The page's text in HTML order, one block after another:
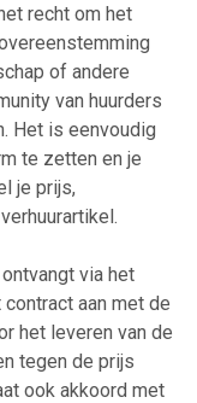
recht om het
of andere
van huurders
Het is eenvoudig
te zetten en je
je prijs,
via het
aan met de
het leveren van de
tegen de prijs
ook akkoord met